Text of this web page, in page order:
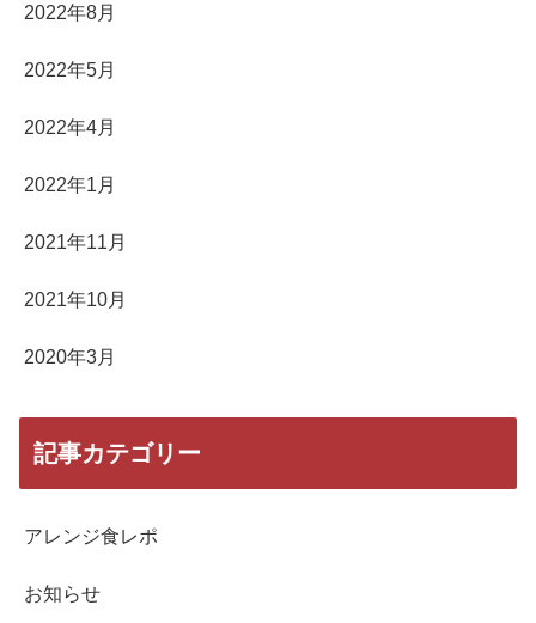
2022年8月
2022年5月
2022年4月
2022年1月
2021年11月
2021年10月
2020年3月
記事カテゴリー
アレンジ食レポ
お知らせ